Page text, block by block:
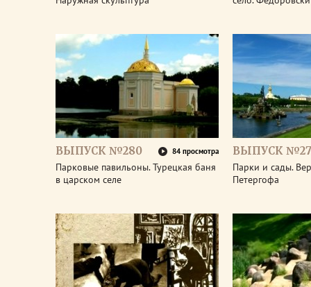
ВЫПУСК №280 84 просмотра
Парковые павильоны. Турецкая баня
в царском селе
ВЫПУСК
Парки и сады.
Петергофа